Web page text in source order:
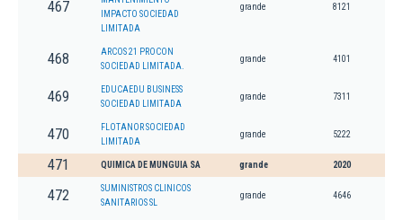
467
IMPACTO SOCIEDAD
LIMITADA
grande 8121
468
ARCOS 21 PROCON
SOCIEDAD LIMITADA.
grande 4101
469
EDUCAEDU BUSINESS
SOCIEDAD LIMITADA
grande 7311
470
FLOTANOR SOCIEDAD
LIMITADA
grande 5222
471 QUIMICA DE MUNGUIA SA grande 2020
472
SUMINISTROS CLINICOS
SANITARIOS SL
grande 4646